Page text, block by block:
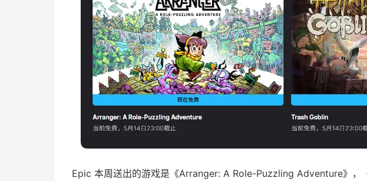
Epic 本周送出的游戏是《Arranger: A Role-Puzzling Adventure》，